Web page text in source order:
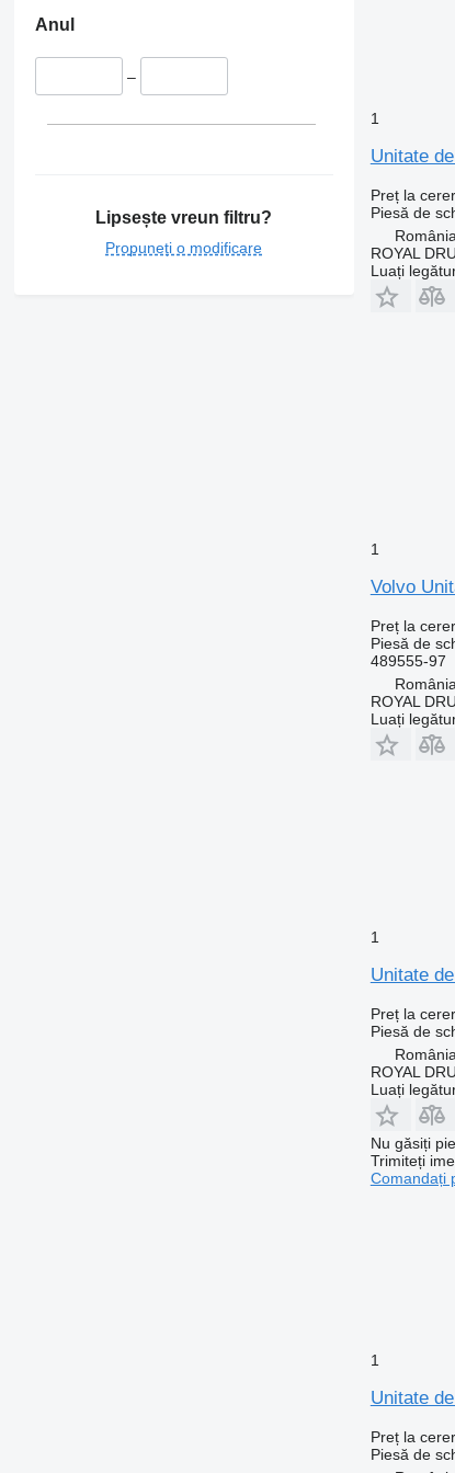
Anul
–
Lipsește vreun filtru?
Propuneți o modificare
1
Unitate
Preț la
Piesă de
ROYAL
Luați
1
Volvo
Preț la
Piesă de
489555-97
ROYAL
Luați
1
Unitate
Preț la
Piesă de
ROYAL
Luați
Nu găsiți
Trimiteți
Comandați
1
Unitate
Preț la
Piesă de